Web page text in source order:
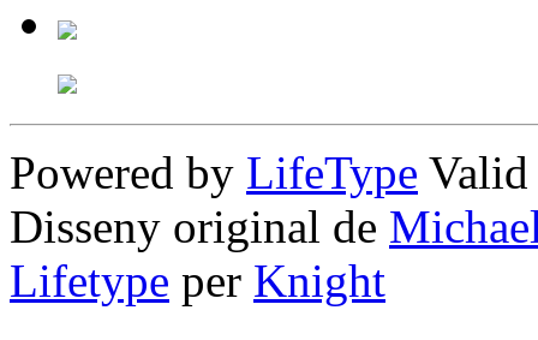
Powered by LifeType
Disseny original de
Lifetype per Knight